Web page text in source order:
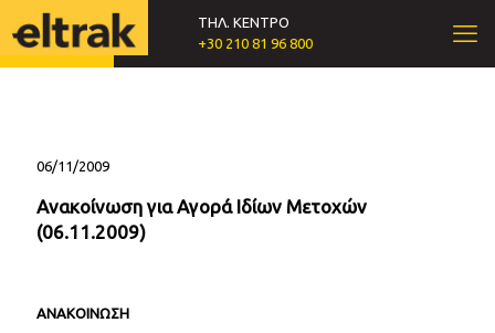
ΤΗΛ. ΚΕΝΤΡΟ
+30 210 81 96 800
06/11/2009
Ανακοίνωση για Αγορά Ιδίων Μετοχών
(06.11.2009)
ΑΝΑΚΟΙΝΩΣΗ